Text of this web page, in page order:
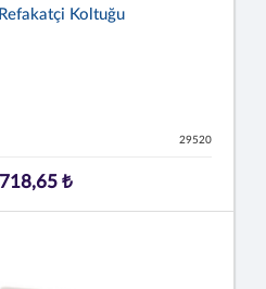
Koltuğu
29520
₺